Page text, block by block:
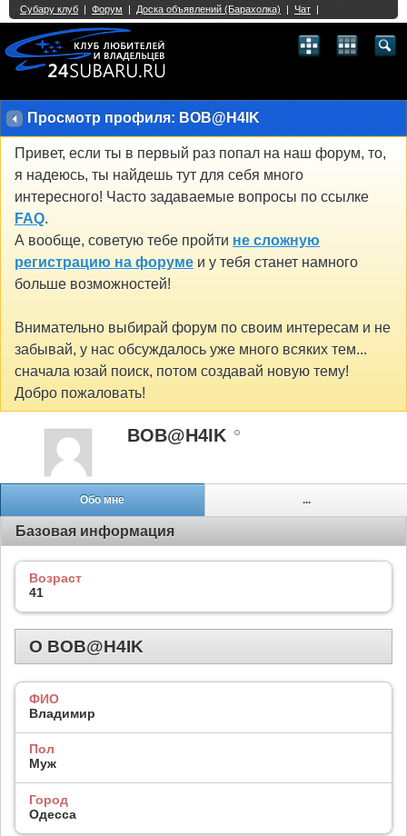
Просмотр профиля: BOB@H4IK
Привет, если ты в первый раз попал на наш форум, то,
я надеюсь, ты найдешь тут для себя много
интересного! Часто задаваемые вопросы по ссылке
FAQ.
А вообще, советую тебе пройти не сложную
регистрацию на форуме и у тебя станет намного
больше возможностей!
Внимательно выбирай форум по своим интересам и не
забывай, у нас обсуждалось уже много всяких тем...
сначала юзай поиск, потом создавай новую тему!
Добро пожаловать!
BOB@H4IK
Обо мне ...
Базовая информация
Возраст
41
О BOB@H4IK
ФИО
Владимир
Пол
Муж
Город
Одесса
Single Sign On provided byvBSSO
2 3 4 5 6 7 8 9 10 11 12 13 21 22 23 24 25 26
27 28 29 30 31 32 33 40 41 42 43